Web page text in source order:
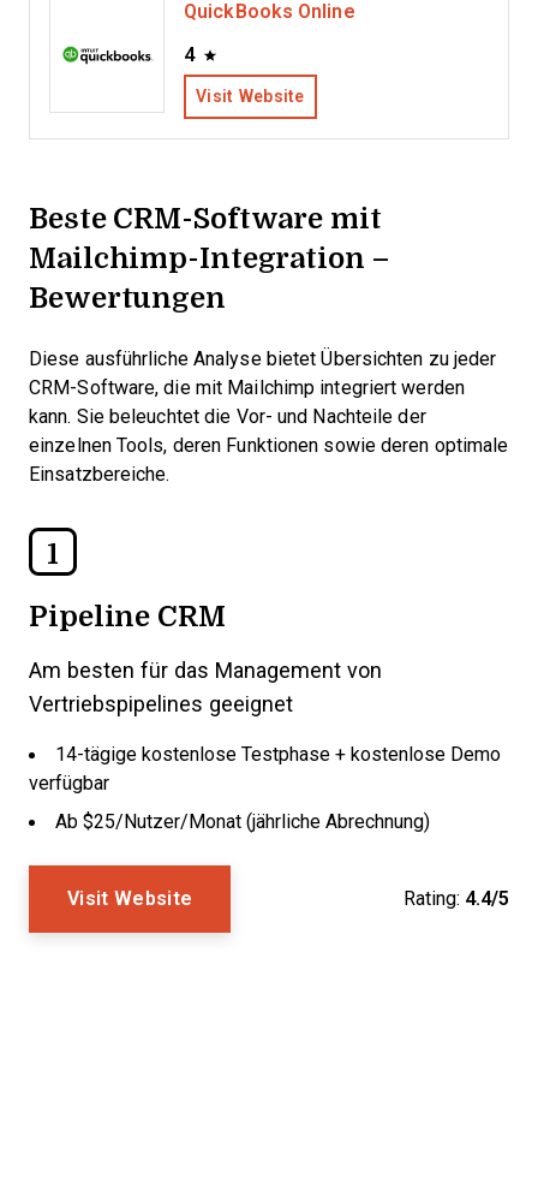
QuickBooks Online
4
Visit Website
Beste CRM-Software mit
Mailchimp-Integration –
Bewertungen
Diese ausführliche Analyse bietet Übersichten zu jeder
CRM-Software, die mit Mailchimp integriert werden
kann. Sie beleuchtet die Vor- und Nachteile der
einzelnen Tools, deren Funktionen sowie deren optimale
Einsatzbereiche.
1
Pipeline CRM
Am besten für das Management von
Vertriebspipelines geeignet
14-tägige kostenlose Testphase + kostenlose Demo
verfügbar
Ab $25/Nutzer/Monat (jährliche Abrechnung)
Visit Website Rating: 4.4/5